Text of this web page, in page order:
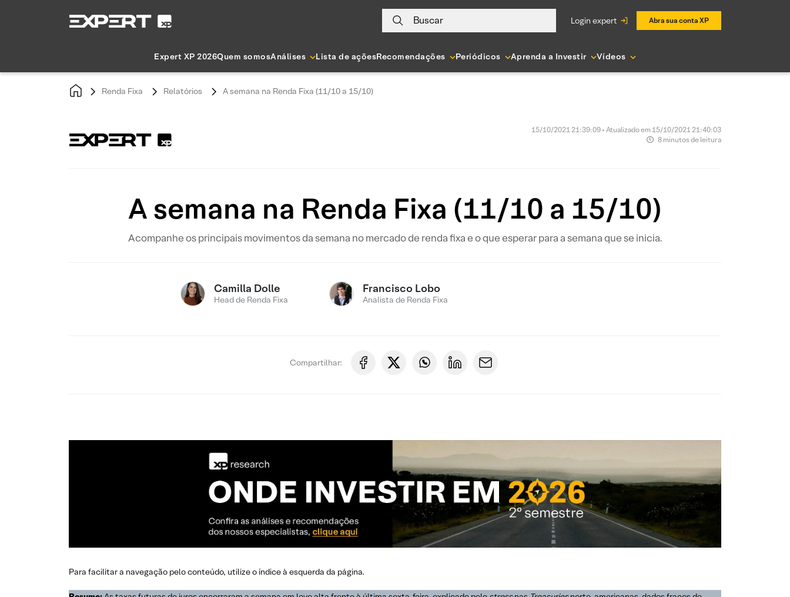
Buscar login expert Abra sua conta XP
Expert XP 2026Quem somosAnálises Lista de açõesRecomendações Periódicos Aprenda a Investir Vídeos
Renda Fixa Relatórios A semana na Renda Fixa (11/10 a 15/10)
15/10/2021 21:39:09 • Atualizado em 15/10/2021 21:40:03
8 minutos de leitura
A semana na Renda Fixa (11/10 a 15/10)
Acompanhe os principais movimentos da semana no mercado de renda fixa e o que esperar para a semana que se inicia.
Camilla Dolle
Head de Renda Fixa
Francisco Lobo
Analista de Renda Fixa
Compartilhar:
Para facilitar a navegação pelo conteúdo, utilize o índice à esquerda da página.